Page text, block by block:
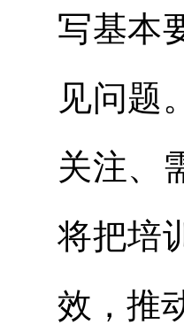
写基本
见问题
关注、
将把培
效，推